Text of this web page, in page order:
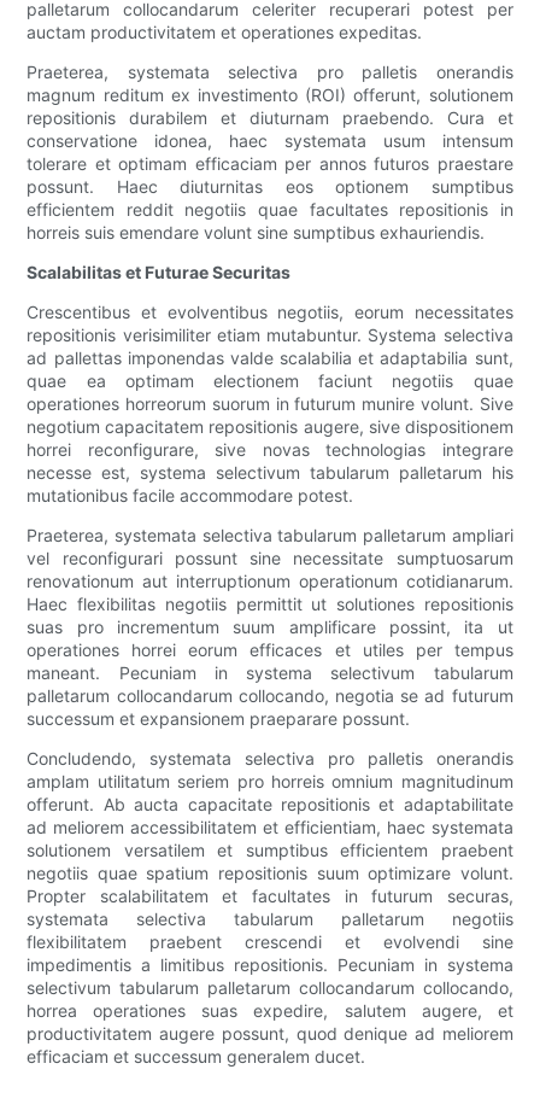
palletarum collocandarum celeriter recuperari potest per
auctam productivitatem et operationes expeditas.
Praeterea, systemata selectiva pro palletis onerandis
magnum reditum ex investimento (ROI) offerunt, solutionem
repositionis durabilem et diuturnam praebendo. Cura et
conservatione idonea, haec systemata usum intensum
tolerare et optimam efficaciam per annos futuros praestare
possunt. Haec diuturnitas eos optionem sumptibus
efficientem reddit negotiis quae facultates repositionis in
horreis suis emendare volunt sine sumptibus exhauriendis.
Scalabilitas et Futurae Securitas
Crescentibus et evolventibus negotiis, eorum necessitates
repositionis verisimiliter etiam mutabuntur. Systema selectiva
ad pallettas imponendas valde scalabilia et adaptabilia sunt,
quae ea optimam electionem faciunt negotiis quae
operationes horreorum suorum in futurum munire volunt. Sive
negotium capacitatem repositionis augere, sive dispositionem
horrei reconfigurare, sive novas technologias integrare
necesse est, systema selectivum tabularum palletarum his
mutationibus facile accommodare potest.
Praeterea, systemata selectiva tabularum palletarum ampliari
vel reconfigurari possunt sine necessitate sumptuosarum
renovationum aut interruptionum operationum cotidianarum.
Haec flexibilitas negotiis permittit ut solutiones repositionis
suas pro incrementum suum amplificare possint, ita ut
operationes horrei eorum efficaces et utiles per tempus
maneant. Pecuniam in systema selectivum tabularum
palletarum collocandarum collocando, negotia se ad futurum
successum et expansionem praeparare possunt.
Concludendo, systemata selectiva pro palletis onerandis
amplam utilitatum seriem pro horreis omnium magnitudinum
offerunt. Ab aucta capacitate repositionis et adaptabilitate
ad meliorem accessibilitatem et efficientiam, haec systemata
solutionem versatilem et sumptibus efficientem praebent
negotiis quae spatium repositionis suum optimizare volunt.
Propter scalabilitatem et facultates in futurum securas,
systemata selectiva tabularum palletarum negotiis
flexibilitatem praebent crescendi et evolvendi sine
impedimentis a limitibus repositionis. Pecuniam in systema
selectivum tabularum palletarum collocandarum collocando,
horrea operationes suas expedire, salutem augere, et
productivitatem augere possunt, quod denique ad meliorem
efficaciam et successum generalem ducet.